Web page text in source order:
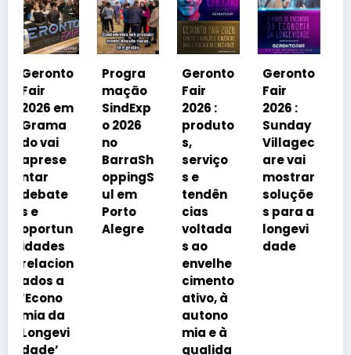
Progra
mação
SindExp
o 2026
no
BarraSh
oppingS
ul em
Alegre
Geronto
Fair
2026 :
produto
serviço
s e
tendên
cias
voltada
Geronto
Fair
2026 :
Sunday
are vai
soluçõe
s para a
longevi
dade
Geronto
Fair
2026 em
Grama
do
debater
á
avanço
imobiliá
rio
impulsi
onado
pelo